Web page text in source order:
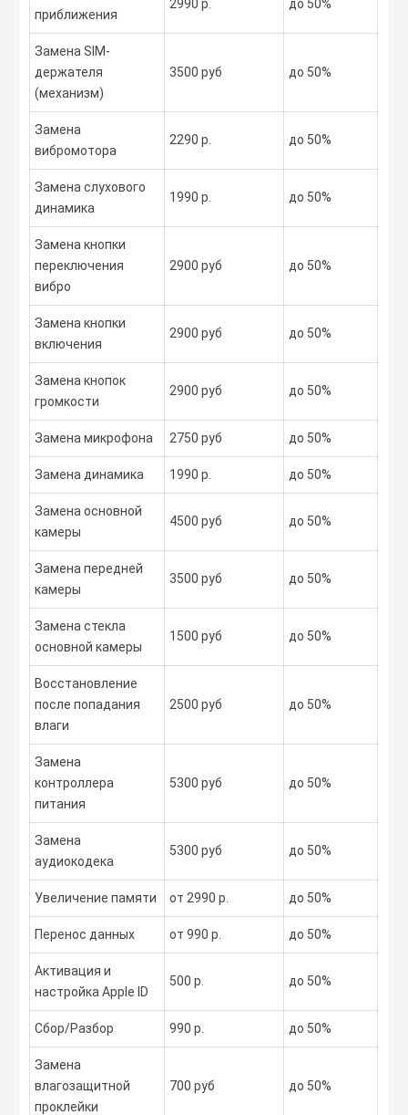
приближения
2990 р. до 50%
Замена SIM-
держателя
(механизм)
3500 руб до 50%
Замена
вибромотора
2290 р. до 50%
Замена слухового
динамика
1990 р. до 50%
Замена кнопки
переключения
вибро
2900 руб до 50%
Замена кнопки
включения
2900 руб до 50%
Замена кнопок
громкости
2900 руб до 50%
Замена микрофона 2750 руб до 50%
Замена динамика 1990 р. до 50%
Замена основной
камеры
4500 руб до 50%
Замена передней
камеры
3500 руб до 50%
Замена стекла
основной камеры
1500 руб до 50%
Восстановление
после попадания
влаги
2500 руб до 50%
Замена
контроллера
питания
5300 руб до 50%
Замена
аудиокодека
5300 руб до 50%
Увеличение памяти от 2990 р. до 50%
Перенос данных от 990 р. до 50%
Активация и
настройка Apple ID
500 р. до 50%
Сбор/Разбор 990 р. до 50%
Замена
влагозащитной
проклейки
700 руб до 50%